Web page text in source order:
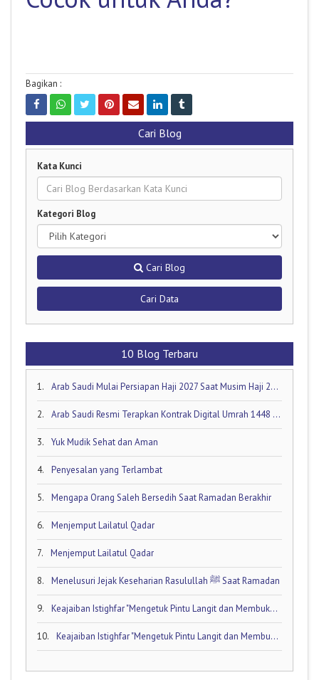
Bagikan :
Cari Blog
Kata Kunci
Kategori Blog
Cari Blog
Cari Data
10 Blog Terbaru
1. Arab Saudi Mulai Persiapan Haji 2027 Saat Musim Haji 2026 Masih Berjalan!
2. Arab Saudi Resmi Terapkan Kontrak Digital Umrah 1448 H: Visa Dibuka Akhir Mei 2026
3. Yuk Mudik Sehat dan Aman
4. Penyesalan yang Terlambat
5. Mengapa Orang Saleh Bersedih Saat Ramadan Berakhir
6. Menjemput Lailatul Qadar
7. Menjemput Lailatul Qadar
8. Menelusuri Jejak Keseharian Rasulullah ﷺ Saat Ramadan
9. Keajaiban Istighfar "Mengetuk Pintu Langit dan Membuka Keran Rezeki yang Tersumbat"
10. Keajaiban Istighfar "Mengetuk Pintu Langit dan Membuka Keran Rezeki yang Tersumbat"